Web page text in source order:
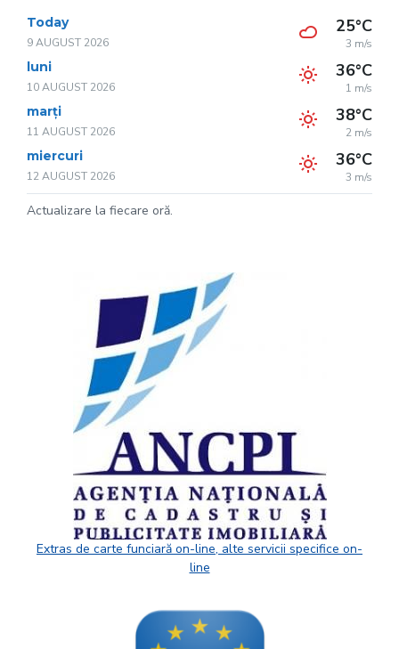
Today
9 AUGUST 2026
25°C
3 m/s
luni
10 AUGUST 2026
36°C
1 m/s
marți
11 AUGUST 2026
38°C
2 m/s
miercuri
12 AUGUST 2026
36°C
3 m/s
Actualizare la fiecare oră.
Extras de carte funciară on-line, alte servicii specifice on-
line